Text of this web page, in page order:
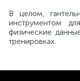
В целом,
инструментом
физические
тренировках.